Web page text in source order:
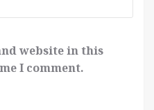
website in this
I comment.